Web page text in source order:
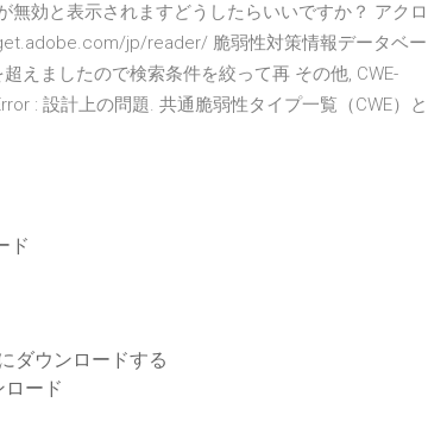
無効と表示されますどうしたらいいですか？ アクロ
jp/reader/ 脆弱性対策情報データベー
えましたので検索条件を絞って再 その他, CWE-
: 設計上の問題. 共通脆弱性タイプ一覧（CWE）と
ド
ダウンロードする
ード